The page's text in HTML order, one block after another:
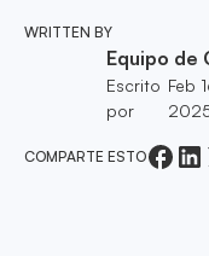
WRITTEN BY
Equipo de
Escrito
por
Feb
COMPARTE ESTO